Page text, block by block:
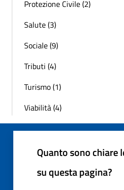
Protezione Civile (2)
Salute (3)
Sociale (9)
Tributi (4)
Turismo (1)
Viabilità (4)
Quanto sono chiare
su questa pagina?